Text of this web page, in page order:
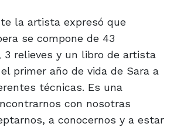
la artista expresó que
se compone de 43
3 relieves y un libro de artista
primer año de vida de Sara a
técnicas. Es una
con nosotras
a conocernos y a estar